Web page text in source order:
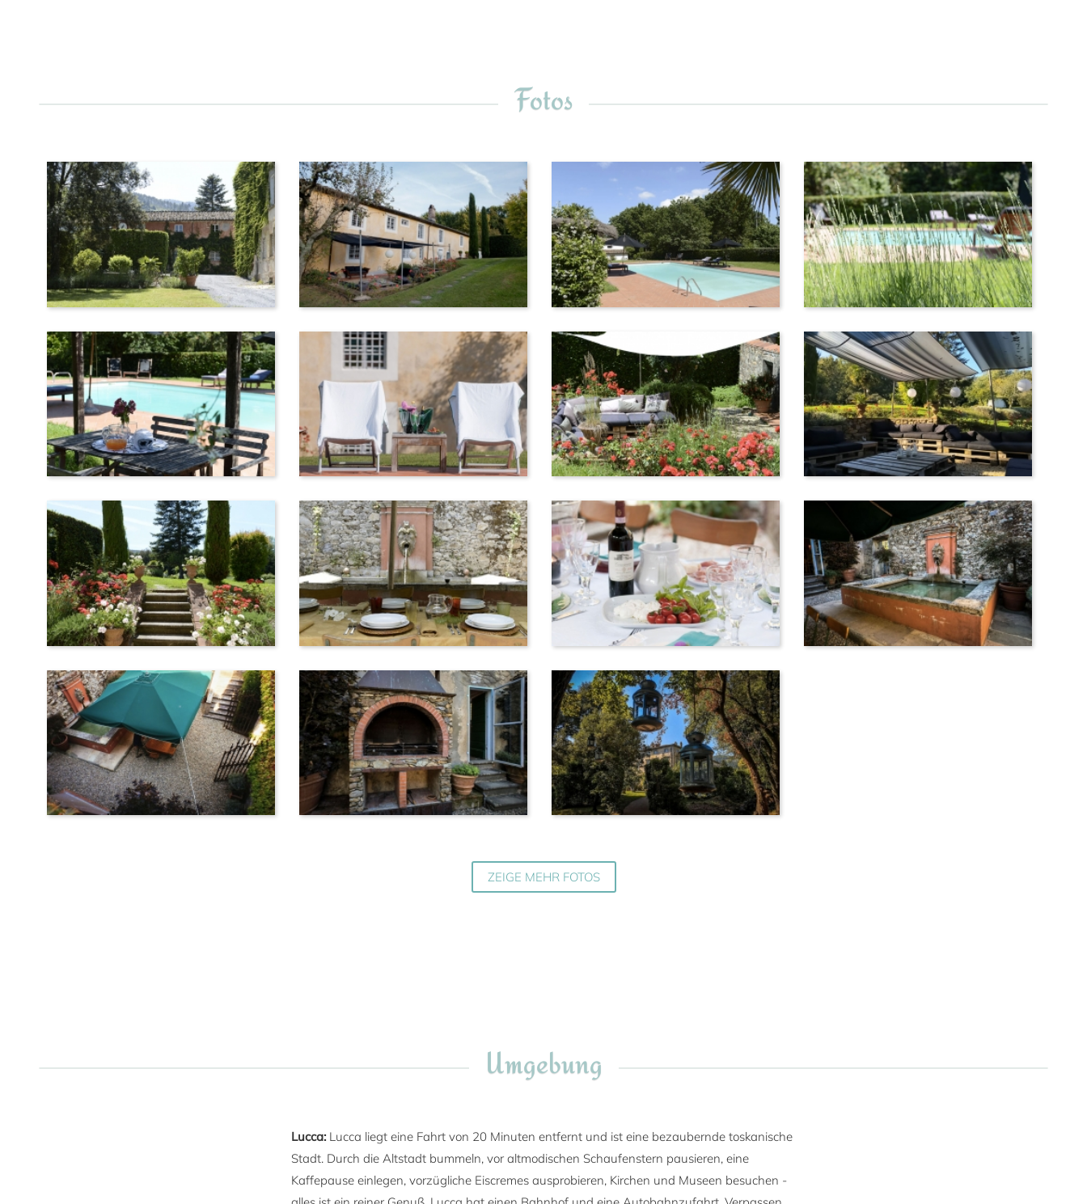
Fotos
ZEIGE MEHR FOTOS
Umgebung
Lucca: Lucca liegt eine Fahrt von 20 Minuten entfernt und ist eine bezaubernde toskanische
Stadt. Durch die Altstadt bummeln, vor altmodischen Schaufenstern pausieren, eine
Kaffepause einlegen, vorzügliche Eiscremes ausprobieren, Kirchen und Museen besuchen -